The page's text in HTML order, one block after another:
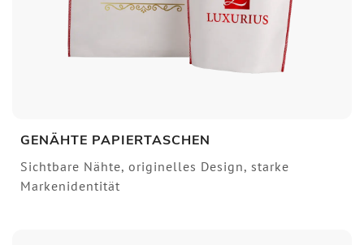
GENÄHTE PAPIERTASCHEN
Sichtbare Nähte, originelles Design, starke
Markenidentität